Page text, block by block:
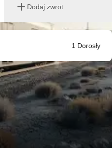
Dodaj zwrot
1 Dorosły